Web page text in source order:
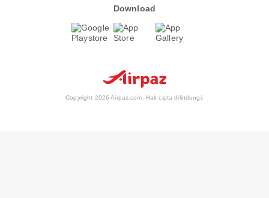
Download
Copyright 2026 Airpaz.com. Hak cipta dilindungi.